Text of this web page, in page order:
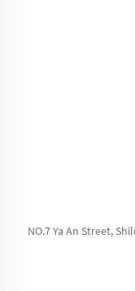
NO.7 Ya An Street,